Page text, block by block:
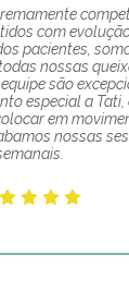
com
pacientes,
nossas
são
especial a Tati,
em
nossas